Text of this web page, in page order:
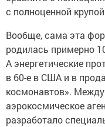
с полноценной
Вообще, сама эта
родилась примерно
А энергетические
в 60-е в США и в
космонавтов».
аэрокосмическое
разработало